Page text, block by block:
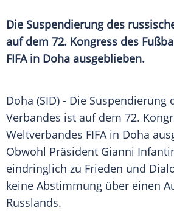
Die Suspendierung des
auf dem 72. Kongress des
FIFA in Doha ausgeblieben.
Doha (SID) - Die Suspendierung
Verbandes ist auf dem 72.
Weltverbandes FIFAin Doha
Obwohl Präsident Gianni
eindringlich zu Frieden und
keine Abstimmung über einen
Russlands.